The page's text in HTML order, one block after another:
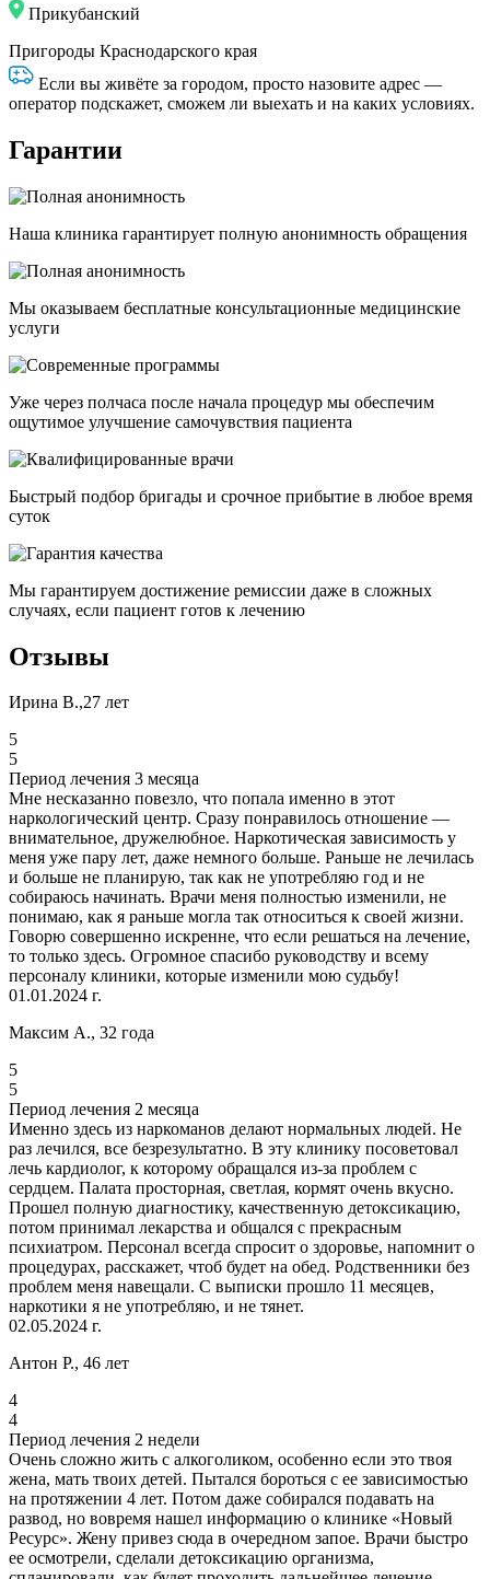
Прикубанский
Пригороды Краснодарского края
Если вы живёте за городом, просто назовите адрес —
оператор подскажет, сможем ли выехать и на каких условиях.
Гарантии
Наша клиника гарантирует полную анонимность обращения
Мы оказываем бесплатные консультационные медицинские
услуги
Уже через полчаса после начала процедур мы обеспечим
ощутимое улучшение самочувствия пациента
Быстрый подбор бригады и срочное прибытие в любое время
суток
Мы гарантируем достижение ремиссии даже в сложных
случаях, если пациент готов к лечению
Отзывы
Ирина В.,27 лет
5
5
Период лечения 3 месяца
Мне несказанно повезло, что попала именно в этот
наркологический центр. Сразу понравилось отношение —
внимательное, дружелюбное. Наркотическая зависимость у
меня уже пару лет, даже немного больше. Раньше не лечилась
и больше не планирую, так как не употребляю год и не
собираюсь начинать. Врачи меня полностью изменили, не
понимаю, как я раньше могла так относиться к своей жизни.
Говорю совершенно искренне, что если решаться на лечение,
то только здесь. Огромное спасибо руководству и всему
персоналу клиники, которые изменили мою судьбу!
01.01.2024 г.
Максим А., 32 года
5
5
Период лечения 2 месяца
Именно здесь из наркоманов делают нормальных людей. Не
раз лечился, все безрезультатно. В эту клинику посоветовал
лечь кардиолог, к которому обращался из-за проблем с
сердцем. Палата просторная, светлая, кормят очень вкусно.
Прошел полную диагностику, качественную детоксикацию,
потом принимал лекарства и общался с прекрасным
психиатром. Персонал всегда спросит о здоровье, напомнит о
процедурах, расскажет, чтоб будет на обед. Родственники без
проблем меня навещали. С выписки прошло 11 месяцев,
наркотики я не употребляю, и не тянет.
02.05.2024 г.
Антон Р., 46 лет
4
4
Период лечения 2 недели
Очень сложно жить с алкоголиком, особенно если это твоя
жена, мать твоих детей. Пытался бороться с ее зависимостью
на протяжении 4 лет. Потом даже собирался подавать на
развод, но вовремя нашел информацию о клинике «Новый
Ресурс». Жену привез сюда в очередном запое. Врачи быстро
ее осмотрели, сделали детоксикацию организма,